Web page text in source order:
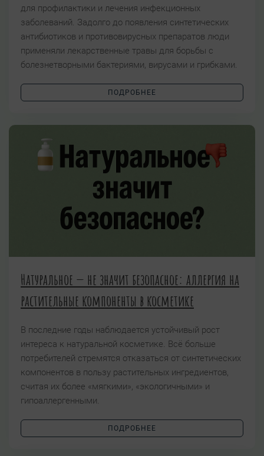
для профилактики и лечения инфекционных
заболеваний. Задолго до появления синтетических
антибиотиков и противовирусных препаратов люди
применяли лекарственные травы для борьбы с
болезнетворными бактериями, вирусами и грибками.
ПОДРОБНЕЕ
Натуральное — не значит безопасное: аллергия на
растительные компоненты в косметике
В последние годы наблюдается устойчивый рост
интереса к натуральной косметике. Всё больше
потребителей стремятся отказаться от синтетических
компонентов в пользу растительных ингредиентов,
считая их более «мягкими», «экологичными» и
гипоаллергенными.
ПОДРОБНЕЕ